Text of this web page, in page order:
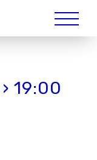
19:00